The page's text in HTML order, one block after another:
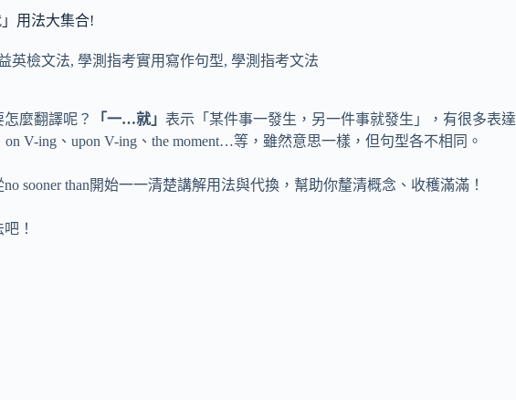
用法大集合!
英檢文法, 學測指考實用寫作句型, 學測指考文法
麼翻譯呢？ 「一…就」 表示「某件事一發生，另一件事就發生」，有很多表達
on V-ing、upon V-ing、the moment…等，雖然意思一樣，但句型各不相同。
sooner than開始一一清楚講解用法與代換，幫助你釐清概念、收穫滿滿！
！